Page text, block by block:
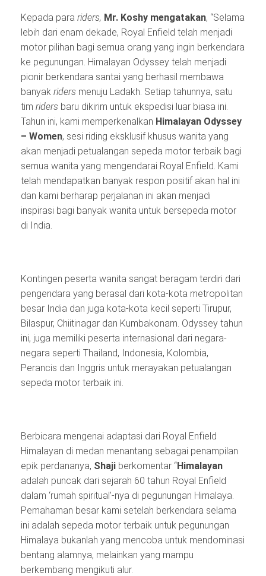
Kepada para riders, Mr. Koshy mengatakan, “Selama
lebih dari enam dekade, Royal Enfield telah menjadi
motor pilihan bagi semua orang yang ingin berkendara
ke pegunungan. Himalayan Odyssey telah menjadi
pionir berkendara santai yang berhasil membawa
banyak riders menuju Ladakh. Setiap tahunnya, satu
tim riders baru dikirim untuk ekspedisi luar biasa ini.
Tahun ini, kami memperkenalkan Himalayan Odyssey
– Women, sesi riding eksklusif khusus wanita yang
akan menjadi petualangan sepeda motor terbaik bagi
semua wanita yang mengendarai Royal Enfield. Kami
telah mendapatkan banyak respon positif akan hal ini
dan kami berharap perjalanan ini akan menjadi
inspirasi bagi banyak wanita untuk bersepeda motor
di India.
Kontingen peserta wanita sangat beragam terdiri dari
pengendara yang berasal dari kota-kota metropolitan
besar India dan juga kota-kota kecil seperti Tirupur,
Bilaspur, Chiitinagar dan Kumbakonam. Odyssey tahun
ini, juga memiliki peserta internasional dari negara-
negara seperti Thailand, Indonesia, Kolombia,
Perancis dan Inggris untuk merayakan petualangan
sepeda motor terbaik ini.
Berbicara mengenai adaptasi dari Royal Enfield
Himalayan di medan menantang sebagai penampilan
epik perdananya, Shaji berkomentar “Himalayan
adalah puncak dari sejarah 60 tahun Royal Enfield
dalam ‘rumah spiritual’-nya di pegunungan Himalaya.
Pemahaman besar kami setelah berkendara selama
ini adalah sepeda motor terbaik untuk pegunungan
Himalaya bukanlah yang mencoba untuk mendominasi
bentang alamnya, melainkan yang mampu
berkembang mengikuti alur.